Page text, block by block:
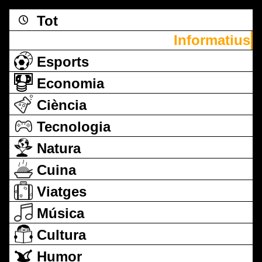
Tot
Informatius
Esports
Economia
Ciència
Tecnologia
Natura
Cuina
Viatges
Música
Cultura
Humor